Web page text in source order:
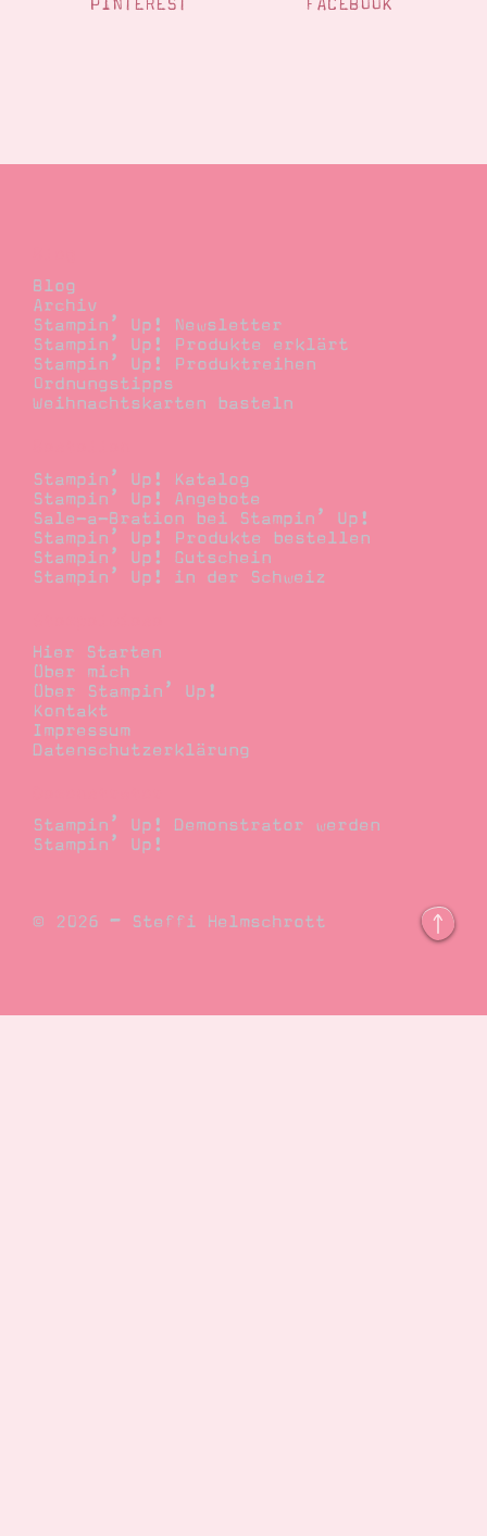
PINTEREST FACEBOOK
Blog
Archiv
Stampin’ Up! Newsletter
Stampin’ Up! Produkte erklärt
Stampin’ Up! Produktreihen
Ordnungstipps
Weihnachtskarten basteln
Stampin’ Up! Katalog
Stampin’ Up! Angebote
Sale-a-Bration bei Stampin’ Up!
Stampin’ Up! Produkte bestellen
Stampin’ Up! Gutschein
Stampin’ Up! in der Schweiz
Hier Starten
Über mich
Über Stampin’ Up!
Kontakt
Impressum
Datenschutzerklärung
Stampin’ Up! Demonstrator werden
Stampin’ Up!
© 2026 – Steffi Helmschrott